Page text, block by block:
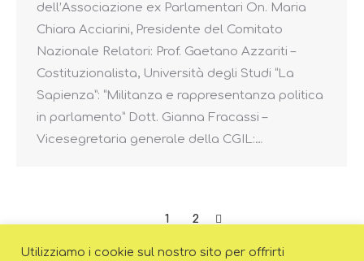
dell’Associazione ex Parlamentari On. Maria
Chiara Acciarini, Presidente del Comitato
Nazionale Relatori: Prof. Gaetano Azzariti –
Costituzionalista, Università degli Studi “La
Sapienza”: “Militanza e rappresentanza politica
in parlamento” Dott. Gianna Fracassi –
Vicesegretaria generale della CGIL:…
1 2
Utilizziamo i cookie sul nostro sito per offrirti